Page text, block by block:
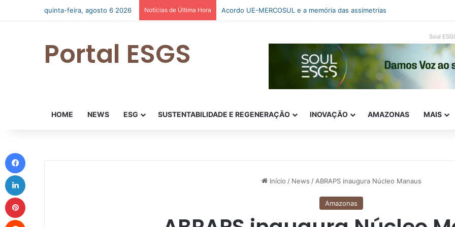
quinta-feira, agosto 6 2026 Notícias de Última Hora Go-to-market: a estratégia que decide o sucesso do produto
Portal ESGS Soul
HOME NEWS ESG SUSTENTABILIDADE E REGENERAÇÃO INOVAÇÃO AMAZONAS MAIS
Início / News / ABRAPS inaugura Núcleo Manaus
Amazonas